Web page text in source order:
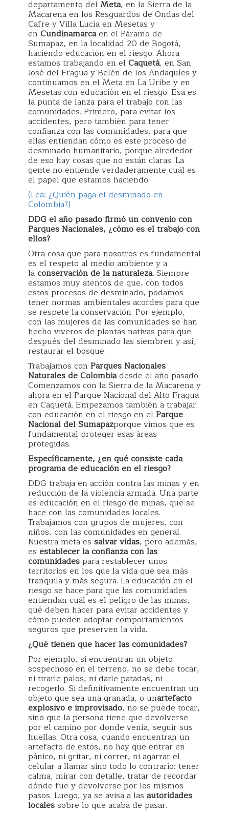
departamento del Meta, en la Sierra de la
Macarena en los Resguardos de Ondas del
Cafre y Villa Lucía en Mesetas y
en Cundinamarcaen el Páramo de
Sumapaz, en la localidad 20 de Bogotá,
haciendo educación en el riesgo. Ahora
estamos trabajando en el Caquetá, en San
José del Fragua y Belén de los Andaquíes y
continuamos en el Meta en La Uribe y en
Mesetas con educación en el riesgo. Esa es
la punta de lanza para el trabajo con las
comunidades. Primero, para evitar los
accidentes, pero también para tener
confianza con las comunidades, para que
ellas entiendan cómo es este proceso de
desminado humanitario, porque alrededor
de eso hay cosas que no están claras. La
gente no entiende verdaderamente cuál es
el papel que estamos haciendo.
(Lea: ¿Quién paga el desminado en
Colombia?)
DDG el año pasado firmó un convenio con
Parques Nacionales, ¿cómo es el trabajo con
ellos?
Otra cosa que para nosotros es fundamental
es el respeto al medio ambiente y a
laconservación de la naturaleza.Siempre
estamos muy atentos de que, con todos
estos procesos de desminado, podamos
tener normas ambientales acordes para que
se respete la conservación. Por ejemplo,
con las mujeres de las comunidades se han
hecho viveros de plantas nativas para que
después del desminado las siembren y así,
restaurar el bosque.
Trabajamos con Parques Nacionales
Naturales de Colombiadesde el año pasado.
Comenzamos con la Sierra de la Macarena y
ahora en el Parque Nacional del Alto Fragua
en Caquetá. Empezamos también a trabajar
con educación en el riesgo en el Parque
Nacional del Sumapazporque vimos que es
fundamental proteger esas áreas
protegidas.
Específicamente, ¿en qué consiste cada
programa de educación en el riesgo?
DDG trabaja en acción contra las minas y en
reducción de la violencia armada. Una parte
es educación en el riesgo de minas, que se
hace con las comunidades locales.
Trabajamos con grupos de mujeres, con
niños, con las comunidades en general.
Nuestra meta es salvar vidas, pero además,
es establecer la confianza con las
comunidadespara restablecer unos
territorios en los que la vida que sea más
tranquila y más segura. La educación en el
riesgo se hace para que las comunidades
entiendan cuál es el peligro de las minas,
qué deben hacer para evitar accidentes y
cómo pueden adoptar comportamientos
seguros que preserven la vida.
¿Qué tienen que hacer las comunidades?
Por ejemplo, si encuentran un objeto
sospechoso en el terreno, no se debe tocar,
ni tirarle palos, ni darle patadas, ni
recogerlo. Si definitivamente encuentran un
objeto que sea una granada, o unartefacto
explosivo e improvisado, no se puede tocar,
sino que la persona tiene que devolverse
por el camino por donde venía, seguir sus
huellas. Otra cosa, cuando encuentran un
artefacto de estos, no hay que entrar en
pánico, ni gritar, ni correr, ni agarrar el
celular a llamar sino todo lo contrario: tener
calma, mirar con detalle, tratar de recordar
dónde fue y devolverse por los mismos
pasos. Luego, ya se avisa a las autoridades
localessobre lo que acaba de pasar.